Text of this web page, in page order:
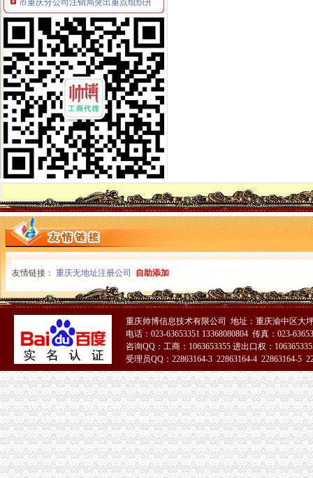
市重庆税务注销局将开展流通环节食品安全百日专项执法行动
市重庆公司注销局12315综合指挥调度中心3月份第1周受理况
波局长、重庆税务注销郭翔副局长出席市局办公室支部专题民主生活会
2010年重庆市重庆税务注销流通领域洗衣机质量监测况
2010年重庆市重庆公司注销流通领域电冰柜质量监测况
市重庆税务注销局电子商务经营主体2011年2月份监测统计报告
全系统唱读讲活动入选重庆卫视《天天红歌会》栏目
全市重庆公司注销1-2月拍卖活动况统计
市重庆税务注销局三项举措助创办微型企业
全系统三项措施深入推进“双”重庆税务注销行动取得新成效
全市“十一五”重庆营业执照注销中介服务业发展实现重大跨越
全国政协常委、重庆公司注销著名经济学家厉以宁高度评价我市微企发展工作
垫江局“五鼓励”重庆公司注销助推微型企业发展有“新招”
万州区多项优惠措施促微型企业发展
南岸局重庆税务注销精心谋划五大活动纪念3.15国际消费者权益保护日
璧山局暨消委会隆重举行“3.15”重庆公司注销国际消费者权益日纪念活动
北部新区局重庆营业执照注销葡萄酒专项行动初见成效
2010年重庆市重庆营业执照注销流通领域和轻柴油质量监测况
2010年度全市重庆公司注销消费申诉十大热点问题分析
全系统二月份食品市重庆税务注销场整效果明显
市重庆公司注销局进一步加流通环节乳制品抽样检验工作
市重庆公司注销局执法局捣毁一销售虚宣中高考复习资料窝点
重庆出台个企业信用信息征集和公开管理规范文件
巫溪局重庆营业执照注销文峰所以行政指导为载体服务微型企业发展
万州局重庆分公司注销微型企业发展和12315消费维权进村居两项工作纳入地方
璧山局着力构建消费维权“五体系”重庆公司注销
重庆市重庆代办公司工程建设领域招投标环节运用企业诚信信息试点工作正式
云局开展工商业务专场培训当好微企发展的重庆公司注销引路人
南岸局重庆分公司注销子石所成功调解一起因就餐引起人身意外伤害案消费者
巴南局重庆分公司注销注重三整商标印制行业见成效
合川局重庆税务注销多措并举确保2011年批微型企业创业扶持培训圆满完成
波局重庆营业执照注销长到潼南局调研
波局重庆公司注销长到合川局调研
友情链接： 重庆无地址注册公司 自助添加
重庆帅博信息技术有限公司 地址：重庆渝中区大
电话：023-63653351 13368080804 传真：023-
咨询QQ：工商：1063653355 进出口权：
受理员QQ：22863164-3 22863164-4 22863164-5